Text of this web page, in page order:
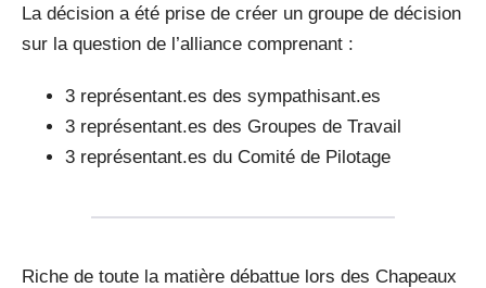
La décision a été prise de créer un groupe de décision
sur la question de l’alliance comprenant :
3 représentant.es des sympathisant.es
3 représentant.es des Groupes de Travail
3 représentant.es du Comité de Pilotage
Riche de toute la matière débattue lors des Chapeaux